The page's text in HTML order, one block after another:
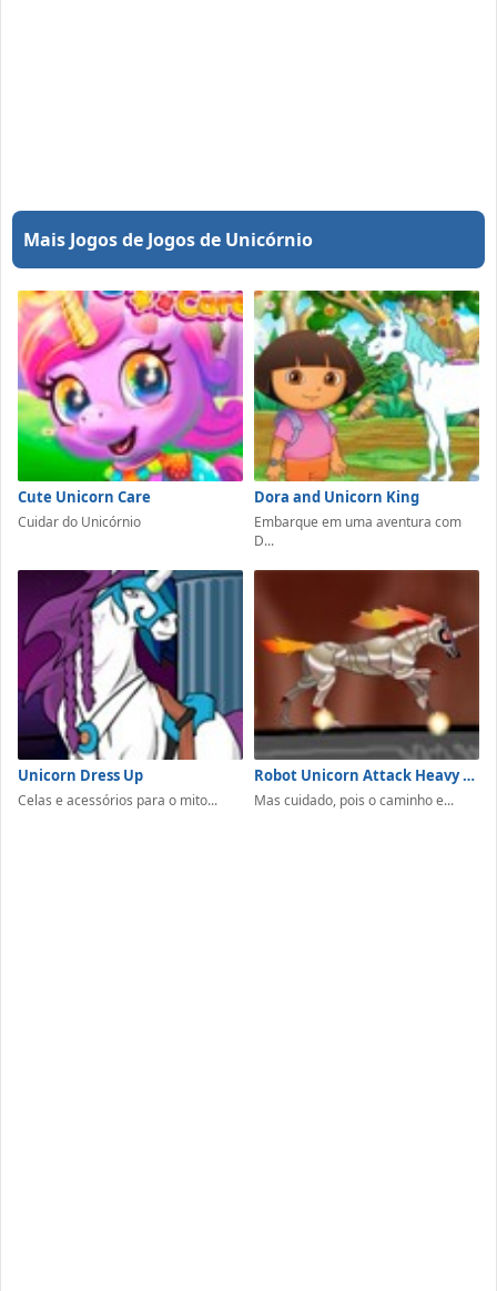
Mais Jogos de Jogos de Unicórnio
Cute Unicorn Care
Cuidar do Unicórnio
Dora and Unicorn King
Embarque em uma aventura com
D...
Unicorn Dress Up
Celas e acessórios para o mito...
Robot Unicorn Attack Heavy Metal
Mas cuidado, pois o caminho e...